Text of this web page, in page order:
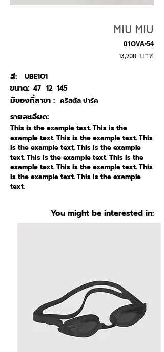
MIU MIU
01OVA-54
13,700 บาท
สี:
UBE1O1
47
ขนาด: 12 145
คริสตัล ปาร์ค
มีของที่สาขา :
รายละเอียด:
This is the example text. This is the
example text. This is the example text. This
is the example text. This is the example
text. This is the example text. This is the
example text. This is the example text. This
is the example text. This is the example
text.
You might be interested in: